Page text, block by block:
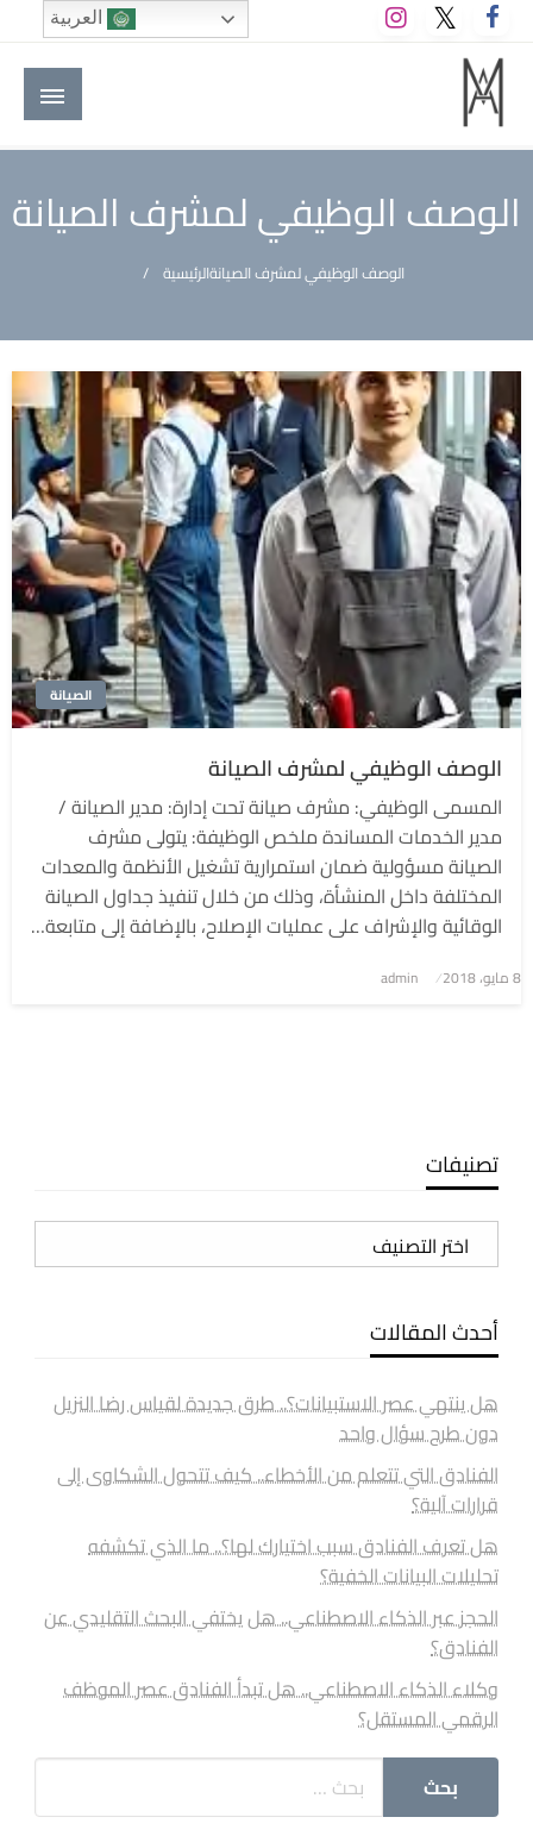
التخطي
إلى
المحتوى
M A hotels | إم ايه هوتيلز
الموقع الأول للعاملين في الفنادق في العالم العربي
الوصف الوظيفي لمشرف الصيانة
الرئيسيةالوصف الوظيفي لمشرف الصيانة
الصيانة
الوصف الوظيفي لمشرف الصيانة
المسمى الوظيفي: مشرف صيانة تحت إدارة: مدير الصيانة /
مدير الخدمات المساندة ملخص الوظيفة: يتولى مشرف
الصيانة مسؤولية ضمان استمرارية تشغيل الأنظمة والمعدات
المختلفة داخل المنشأة، وذلك من خلال تنفيذ جداول الصيانة
الوقائية والإشراف على عمليات الإصلاح، بالإضافة إلى متابعة…
نُشر
8 مايو، 2018 admin
تصنيفات
تصنيفات
أحدث المقالات
هل ينتهي عصر الاستبيانات؟.. طرق جديدة لقياس رضا النزيل
دون طرح سؤال واحد
الفنادق التي تتعلم من الأخطاء.. كيف تتحول الشكاوى إلى
قرارات آلية؟
هل تعرف الفنادق سبب اختيارك لها؟.. ما الذي تكشفه
تحليلات البيانات الخفية؟
الحجز عبر الذكاء الاصطناعي.. هل يختفي البحث التقليدي عن
الفنادق؟
وكلاء الذكاء الاصطناعي.. هل تبدأ الفنادق عصر الموظف
الرقمي المستقل؟
العربية